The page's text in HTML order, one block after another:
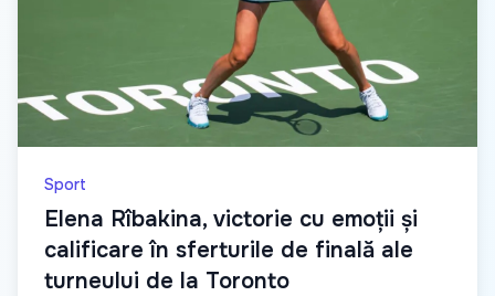
Sport
Elena Rîbakina, victorie cu emoții și
calificare în sferturile de finală ale
turneului de la Toronto